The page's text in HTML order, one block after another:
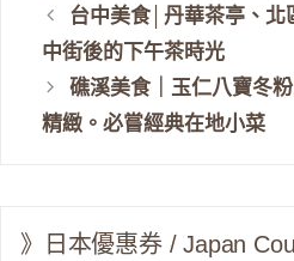
台中美食│丹華茶亭、北
中街後的下午茶時光
礁溪美食｜玉仁八寶冬
精緻。必嘗經典在地小菜
》日本優惠券 / Japan